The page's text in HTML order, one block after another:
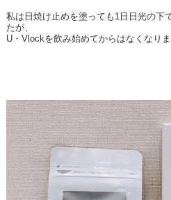
私は日焼け止めを塗っても1日日光の下
たが、
U・Vlockを飲み始めてからはなくなりま